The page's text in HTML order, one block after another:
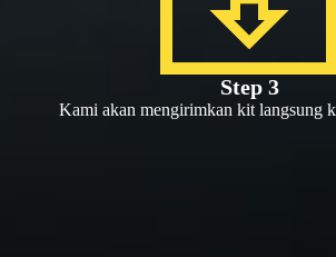
Step 3
Kami akan mengirimkan kit langsung